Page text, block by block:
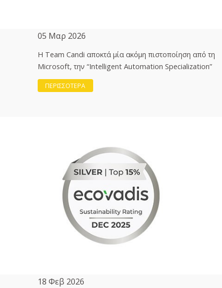
05 Μαρ 2026
H Team Candi αποκτά μία ακόμη πιστοποίηση από τη
Microsoft, την “Intelligent Automation Specialization”
ΠΕΡΙΣΣΟΤΕΡΑ
18 Φεβ 2026